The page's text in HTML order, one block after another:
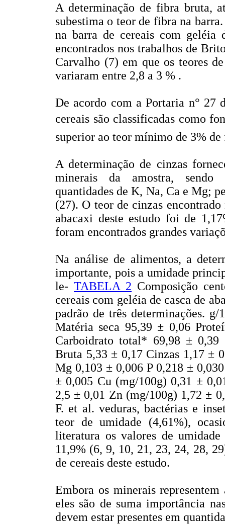
A determinação de fibra bruta,
subestima o teor de fibra na
na barra de cereais com geléia
encontrados nos trabalhos de
Carvalho (7) em que os teores
variaram entre 2,8 a 3 % .
De acordo com a Portaria n° 27
cereais são classificadas como
superior ao teor mínimo de 3%
A determinação de cinzas
minerais da amostra, sendo
quantidades de K, Na, Ca e Mg;
(27). O teor de cinzas
abacaxi deste estudo foi de
foram encontrados grandes
Na análise de alimentos, a
importante, pois a umidade
le- TABELA 2 Composição
cereais com geléia de casca de
padrão de três determinações.
Matéria seca 95,39 ± 0,06
Carboidrato total* 69,98 ±
Bruta 5,33 ± 0,17 Cinzas 1,17 ±
Mg 0,103 ± 0,006 P 0,218 ±
± 0,005 Cu (mg/100g) 0,31 ±
2,5 ± 0,01 Zn (mg/100g) 1,72 ±
F. et al. veduras, bactérias e
teor de umidade (4,61%),
literatura os valores de
11,9% (6, 9, 10, 21, 23, 24, 28,
de cereais deste estudo.
Embora os minerais
eles são de suma importância
devem estar presentes em